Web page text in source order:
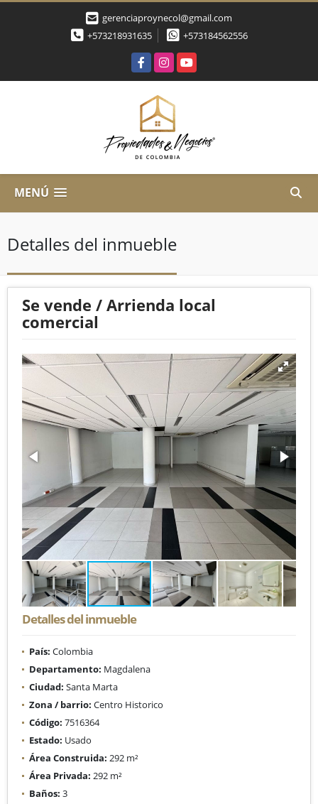
gerenciaproynecol@gmail.com
+573218931635
+573184562556
FacebookInstagramYouTube
MENÚ
Detalles del inmueble
Se vende / Arrienda local
comercial
Detalles del inmueble
País: Colombia
Departamento: Magdalena
Ciudad: Santa Marta
Zona / barrio: Centro Historico
Código: 7516364
Estado: Usado
Área Construida: 292 m²
Área Privada: 292 m²
Baños: 3